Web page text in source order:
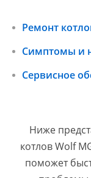
Ремонт
Симптомы и
Сервисное
Ниже
котлов Wolf
поможет